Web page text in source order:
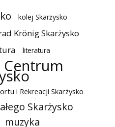
kolej Skarżysko
Krönig Skarżysko
literatura
Centrum
i Rekreacji Skarżysko
Skarżysko
muzyka